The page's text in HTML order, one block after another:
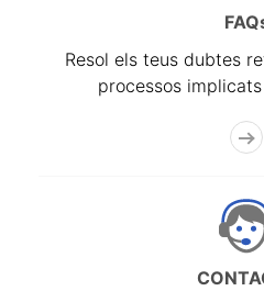
Resol els teus dubtes
processos